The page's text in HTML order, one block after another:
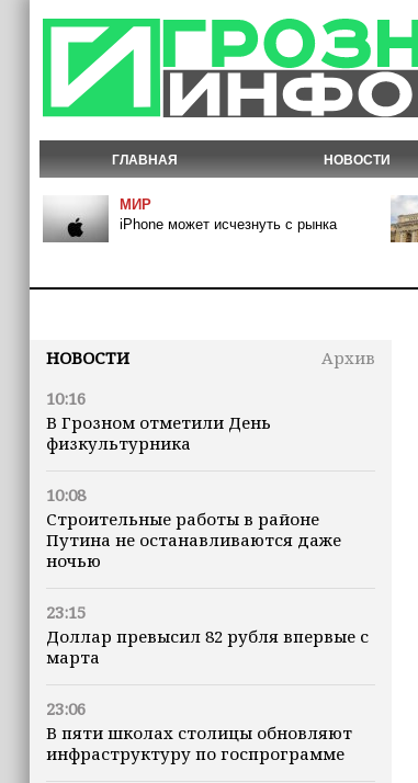
ГЛАВНАЯ НОВОСТИ
МИР
iPhone может исчезнуть с рынка
НОВОСТИ
Архив
10:16
В Грозном отметили День
физкультурника
10:08
Строительные работы в районе
Путина не останавливаются даже
ночью
23:15
Доллар превысил 82 рубля впервые с
марта
23:06
В пяти школах столицы обновляют
инфраструктуру по госпрограмме